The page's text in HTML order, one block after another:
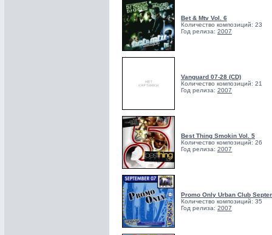
Bet & Mtv Vol. 6
Количество композиций: 23
Год релиза: 2007
Vanguard 07-28 (CD)
Количество композиций: 21
Год релиза: 2007
Best Thing Smokin Vol. 5
Количество композиций: 26
Год релиза: 2007
Promo Only Urban Club
Количество композиций: 35
Год релиза: 2007